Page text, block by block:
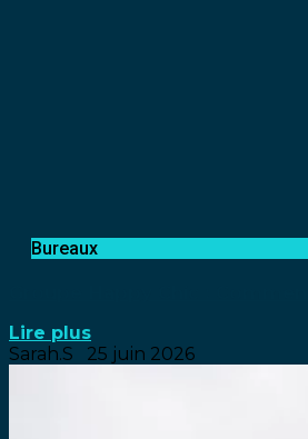
Bureaux
Lire plus
Sarah.S
25 juin 2026